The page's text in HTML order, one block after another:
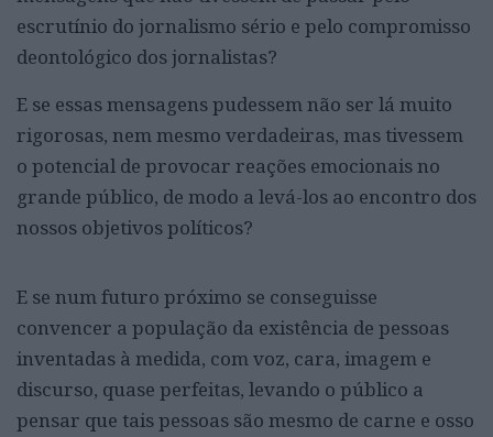
escrutínio do jornalismo sério e pelo compromisso
deontológico dos jornalistas?
E se essas mensagens pudessem não ser lá muito
rigorosas, nem mesmo verdadeiras, mas tivessem
o potencial de provocar reações emocionais no
grande público, de modo a levá-los ao encontro dos
nossos objetivos políticos?
E se num futuro próximo se conseguisse
convencer a população da existência de pessoas
inventadas à medida, com voz, cara, imagem e
discurso, quase perfeitas, levando o público a
pensar que tais pessoas são mesmo de carne e osso